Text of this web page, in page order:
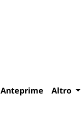
Anteprime Altro